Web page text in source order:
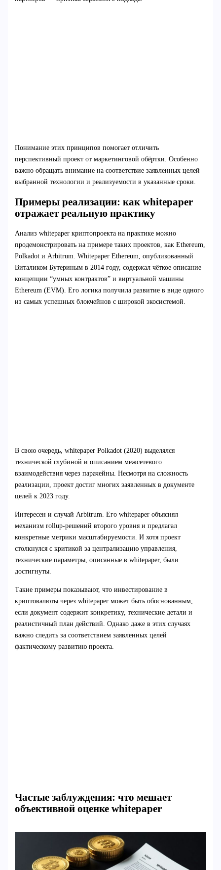
Понимание этих принципов помогает отличить
перспективный проект от маркетинговой обёртки. Особенно
важно обращать внимание на соответствие заявленных целей
выбранной технологии и реализуемости в указанные сроки.
Примеры реализации: как whitepaper
отражает реальную практику
Анализ whitepaper криптопроекта на практике можно
продемонстрировать на примере таких проектов, как Ethereum,
Polkadot и Arbitrum. Whitepaper Ethereum, опубликованный
Виталиком Бутериным в 2014 году, содержал чёткое описание
концепции “умных контрактов” и виртуальной машины
Ethereum (EVM). Его логика получила развитие в виде одного
из самых успешных блокчейнов с широкой экосистемой.
В свою очередь, whitepaper Polkadot (2020) выделялся
технической глубиной и описанием межсетевого
взаимодействия через парачейны. Несмотря на сложность
реализации, проект достиг многих заявленных в документе
целей к 2023 году.
Интересен и случай Arbitrum. Его whitepaper объяснял
механизм rollup-решений второго уровня и предлагал
конкретные метрики масштабируемости. И хотя проект
столкнулся с критикой за централизацию управления,
технические параметры, описанные в whitepaper, были
достигнуты.
Такие примеры показывают, что инвестирование в
криптовалюты через whitepaper может быть обоснованным,
если документ содержит конкретику, технические детали и
реалистичный план действий. Однако даже в этих случаях
важно следить за соответствием заявленных целей
фактическому развитию проекта.
Частые заблуждения: что мешает
объективной оценке whitepaper